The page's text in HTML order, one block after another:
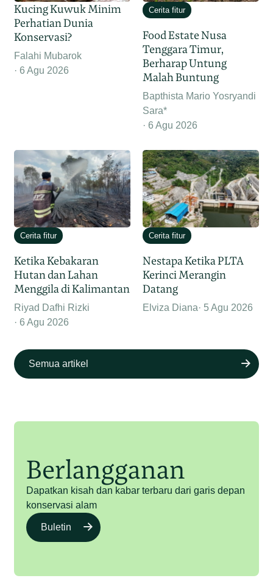
Kucing Kuwuk Minim
Perhatian Dunia
Konservasi?
Falahi Mubarok
6 Agu 2026
Cerita fitur
Food Estate Nusa
Tenggara Timur,
Berharap Untung
Malah Buntung
Bapthista Mario Yosryandi
Sara*
6 Agu 2026
Cerita fitur
Ketika Kebakaran
Hutan dan Lahan
Menggila di Kalimantan
Riyad Dafhi Rizki
6 Agu 2026
Cerita fitur
Nestapa Ketika PLTA
Kerinci Merangin
Datang
Elviza Diana 5 Agu 2026
Semua artikel
Berlangganan
Dapatkan kisah dan kabar terbaru dari garis depan
konservasi alam
Buletin